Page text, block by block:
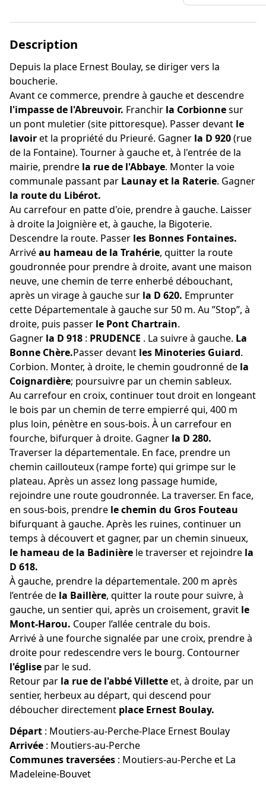
Description
Depuis la place Ernest Boulay, se diriger vers la
boucherie.
Avant ce commerce, prendre à gauche et descendre
l'impasse de l'Abreuvoir. Franchir la Corbionnesur
un pont muletier (site pittoresque). Passer devant le
lavoiret la propriété du Prieuré. Gagner la D 920(rue
de la Fontaine). Tourner à gauche et, à l'entrée de la
mairie, prendre la rue de l'Abbaye. Monter la voie
communale passant par Launay et la Raterie. Gagner
la route du Libérot.
Au carrefour en patte d'oie, prendre à gauche. Laisser
à droite la Joignière et, à gauche, la Bigoterie.
Descendre la route. Passer les Bonnes Fontaines.
Arrivéau hameau de la Trahérie, quitter la route
goudronnée pour prendre à droite, avant une maison
neuve, une chemin de terre enherbé débouchant,
après un virage à gauche sur la D 620. Emprunter
cette Départementale à gauche sur 50 m. Au ”Stop”, à
droite, puis passer le Pont Chartrain.
Gagner la D 918 : PRUDENCE . La suivre à gauche. La
Bonne Chère.Passer devant les Minoteries Guiard.
Corbion. Monter, à droite, le chemin goudronné de la
Coignardière; poursuivre par un chemin sableux.
Au carrefour en croix, continuer tout droit en longeant
le bois par un chemin de terre empierré qui, 400 m
plus loin, pénètre en sous-bois. À un carrefour en
fourche, bifurquer à droite. Gagner la D 280.
Traverser la départementale. En face, prendre un
chemin caillouteux (rampe forte) qui grimpe sur le
plateau. Après un assez long passage humide,
rejoindre une route goudronnée. La traverser. En face,
en sous-bois, prendre le chemin du Gros Fouteau
bifurquant à gauche. Après les ruines, continuer un
temps à découvert et gagner, par un chemin sinueux,
le hameau de la Badinière le traverser et rejoindre la
D 618.
À gauche, prendre la départementale. 200 m après
l’entrée de la Baillère, quitter la route pour suivre, à
gauche, un sentier qui, après un croisement, gravit le
Mont-Harou. Couper l’allée centrale du bois.
Arrivé à une fourche signalée par une croix, prendre à
droite pour redescendre vers le bourg. Contourner
l'église par le sud.
Retour par la rue de l'abbé Villetteet, à droite, par un
sentier, herbeux au départ, qui descend pour
déboucher directement place Ernest Boulay.
Départ : Moutiers-au-Perche-Place Ernest Boulay
Arrivée : Moutiers-au-Perche
Communes traversées : Moutiers-au-Perche et La
Madeleine-Bouvet